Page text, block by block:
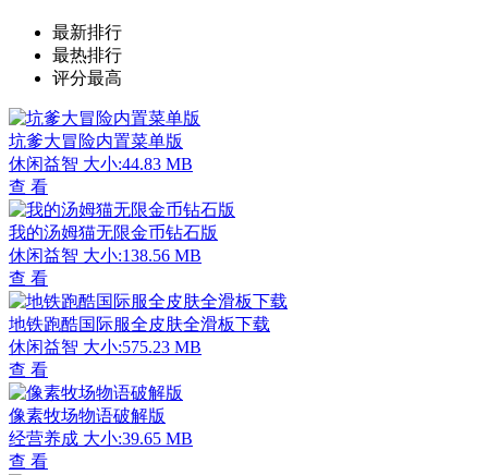
最新排行
最热排行
评分最高
坑爹大冒险内置菜单版
休闲益智 大小:44.83 MB
查 看
我的汤姆猫无限金币钻石版
休闲益智 大小:138.56 MB
查 看
地铁跑酷国际服全皮肤全滑板下载
休闲益智 大小:575.23 MB
查 看
像素牧场物语破解版
经营养成 大小:39.65 MB
查 看